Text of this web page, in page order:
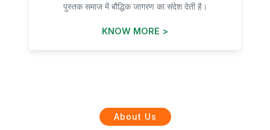
पुस्तक समाज में बौद्धिक जागरण का संदेश देती है।
KNOW MORE >
About Us